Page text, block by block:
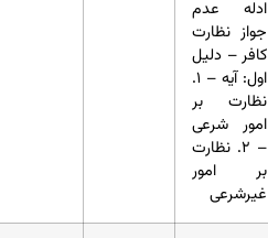
ادله عدم
جواز نظارت
کافر – دلیل
اول: آیه – ۱.
نظارت بر
امور شرعی
– ۲. نظارت
بر امور
غیرشرعی